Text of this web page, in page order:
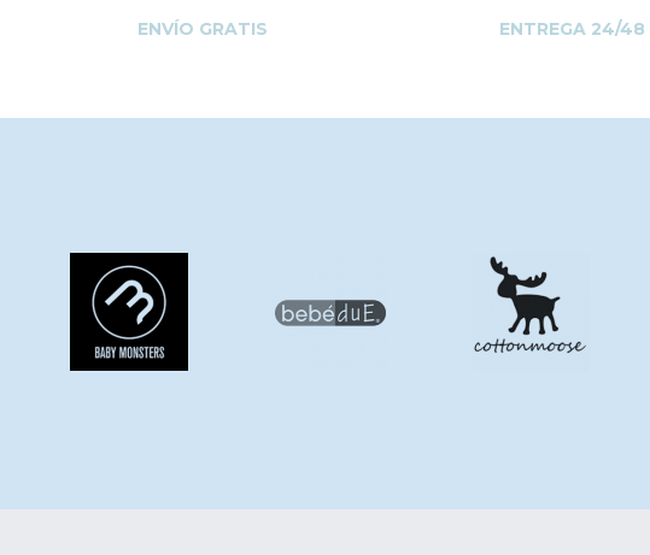
ENVÍO GRATIS ENTREGA 24/48